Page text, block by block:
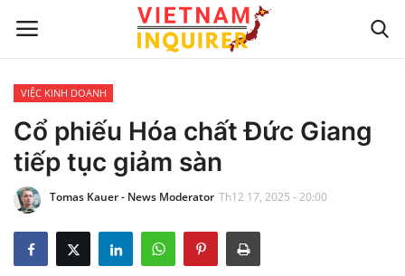
Trang chủ
Liên hệ
TIN TỨC THẾ GIỚI
CẬP NHẬT
VIỆC KINH DOANH
Cổ phiếu Hóa chất Đức Giang
tiếp tục giảm sàn
Tomas Kauer - News Moderator Th12 17, 2025 - 20:00